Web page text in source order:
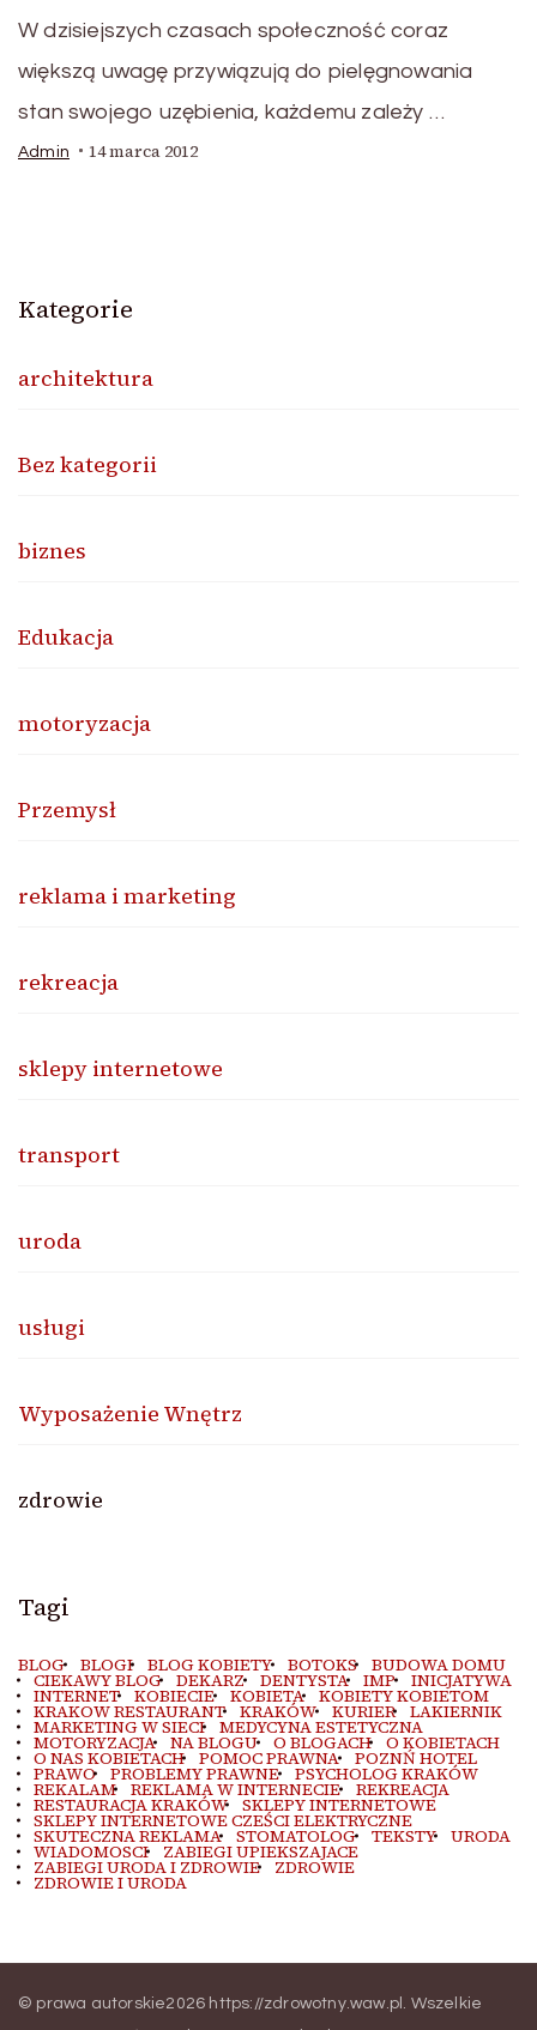
W dzisiejszych czasach społeczność coraz
większą uwagę przywiązują do pielęgnowania
stan swojego uzębienia, każdemu zależy …
Admin 14 marca 2012
Kategorie
architektura
Bez kategorii
biznes
Edukacja
motoryzacja
Przemysł
reklama i marketing
rekreacja
sklepy internetowe
transport
uroda
usługi
Wyposażenie Wnętrz
zdrowie
Tagi
BLOG BLOGI BLOG KOBIETY BOTOKS BUDOWA DOMU
CIEKAWY BLOG DEKARZ DENTYSTA IMP INICJATYWA
INTERNET KOBIECIE KOBIETA KOBIETY KOBIETOM
KRAKOW RESTAURANT KRAKÓW KURIER LAKIERNIK
MARKETING W SIECI MEDYCYNA ESTETYCZNA
MOTORYZACJA NA BLOGU O BLOGACH O KOBIETACH
O NAS KOBIETACH POMOC PRAWNA POZNŃ HOTEL
PRAWO PROBLEMY PRAWNE PSYCHOLOG KRAKÓW
REKALAM REKLAMA W INTERNECIE REKREACJA
RESTAURACJA KRAKÓW SKLEPY INTERNETOWE
SKLEPY INTERNETOWE CZEŚCI ELEKTRYCZNE
SKUTECZNA REKLAMA STOMATOLOG TEKSTY URODA
WIADOMOSCI ZABIEGI UPIEKSZAJACE
ZABIEGI URODA I ZDROWIE ZDROWIE
ZDROWIE I URODA
© prawa autorskie2026 https://zdrowotny.waw.pl
. Wszelkie